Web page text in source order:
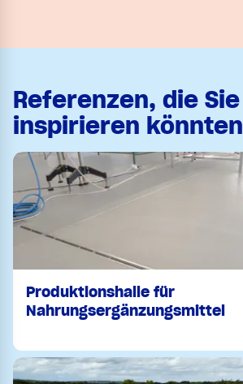
Referenzen, die Sie
inspirieren könnten
Produktionshalle für
Nahrungsergänzungsmittel